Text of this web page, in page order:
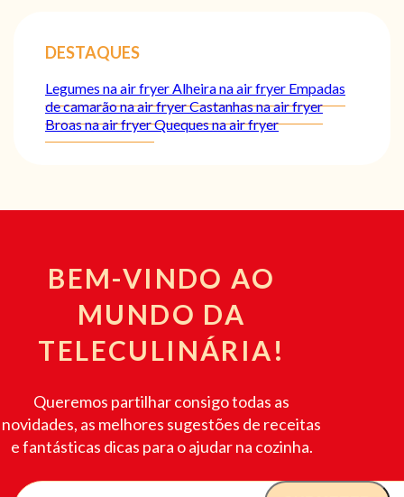
DESTAQUES
Legumes na air fryerAlheira na air fryer Empadas
de camarão na air fryerCastanhas na air fryer
Broas na air fryerQueques na air fryer
BEM-VINDO AO
MUNDO DA
TELECULINÁRIA!
Queremos partilhar consigo todas as
novidades, as melhores sugestões de receitas
e fantásticas dicas para o ajudar na cozinha.